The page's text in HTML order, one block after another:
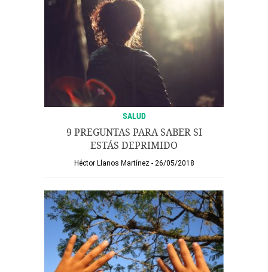
SALUD
9 PREGUNTAS PARA SABER SI
ESTÁS DEPRIMIDO
Héctor Llanos Martínez 26/05/2018